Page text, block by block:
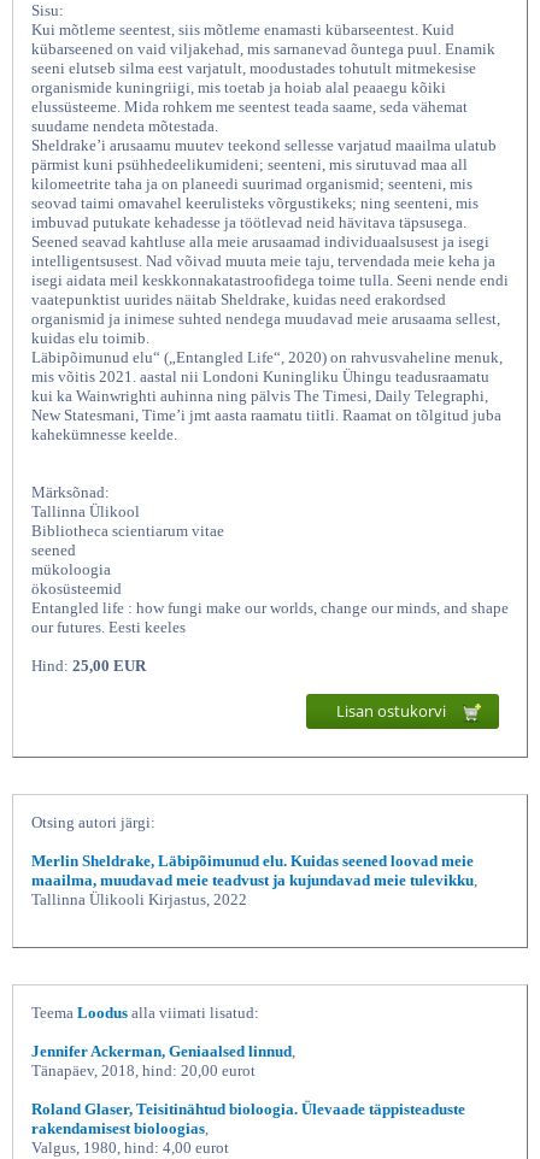
Läbipõimunud elu Kuidas seened
Sisu:
Kui mõtleme seentest, siis mõtleme enamasti kübarseentest. Kuid
kübarseened on vaid viljakehad, mis sarnanevad õuntega puul. Enamik
seeni elutseb silma eest varjatult, moodustades tohutult mitmekesise
organismide kuningriigi, mis toetab ja hoiab alal peaaegu kõiki
elussüsteeme. Mida rohkem me seentest teada saame, seda vähemat
suudame nendeta mõtestada.
Sheldrake’i arusaamu muutev teekond sellesse varjatud maailma ulatub
pärmist kuni psühhedeelikumideni; seenteni, mis sirutuvad maa all
kilomeetrite taha ja on planeedi suurimad organismid; seenteni, mis
seovad taimi omavahel keerulisteks võrgustikeks; ning seenteni, mis
imbuvad putukate kehadesse ja töötlevad neid hävitava täpsusega.
Seened seavad kahtluse alla meie arusaamad individuaalsusest ja isegi
intelligentsusest. Nad võivad muuta meie taju, tervendada meie keha ja
isegi aidata meil keskkonnakatastroofidega toime tulla. Seeni nende endi
vaatepunktist uurides näitab Sheldrake, kuidas need erakordsed
organismid ja inimese suhted nendega muudavad meie arusaama sellest,
kuidas elu toimib.
Läbipõimunud elu“ („Entangled Life“, 2020) on rahvusvaheline menuk,
mis võitis 2021. aastal nii Londoni Kuningliku Ühingu teadusraamatu
kui ka Wainwrighti auhinna ning pälvis The Timesi, Daily Telegraphi,
New Statesmani, Time’i jmt aasta raamatu tiitli. Raamat on tõlgitud juba
kahekümnesse keelde.
Märksõnad:
Tallinna Ülikool
Bibliotheca scientiarum vitae
seened
mükoloogia
ökosüsteemid
Entangled life : how fungi make our worlds, change our minds, and shape
our futures. Eesti keeles
Hind: 25,00 EUR
Lisan ostukorvi
Otsing autori järgi:
Merlin Sheldrake, Läbipõimunud elu. Kuidas seened loovad meie
maailma, muudavad meie teadvust ja kujundavad meie tulevikku
Tallinna Ülikooli Kirjastus, 2022
Teema Loodus alla viimati lisatud:
Jennifer Ackerman, Geniaalsed linnud
Tänapäev, 2018, hind: 20,00 eurot
Roland Glaser, Teisitinähtud bioloogia. Ülevaade täppisteaduste
rakendamisest bioloogias
Valgus, 1980, hind: 4,00 eurot